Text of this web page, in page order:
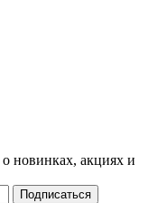
новинках, акциях и